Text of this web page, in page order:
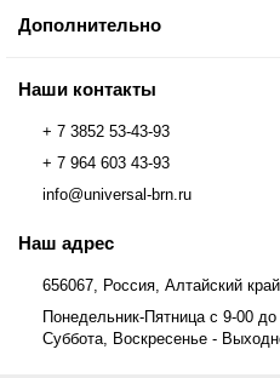
Дополнительно
Наши контакты
+ 7 3852 53-43-93
+ 7 964 603 43-93
info@universal-brn.ru
Наш адрес
656067, Россия, Алтайский
Понедельник-Пятница с 9-00 до
Суббота, Воскресенье -